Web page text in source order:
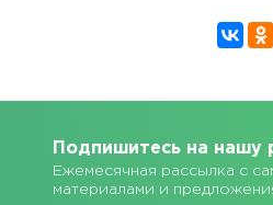
Подпишитесь на нашу
Ежемесячная рассылка с
материалами и